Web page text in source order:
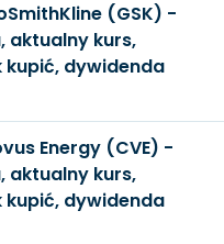
(GSK) -
aktualny kurs,
kupić, dywidenda
Energy (CVE) -
aktualny kurs,
kupić, dywidenda